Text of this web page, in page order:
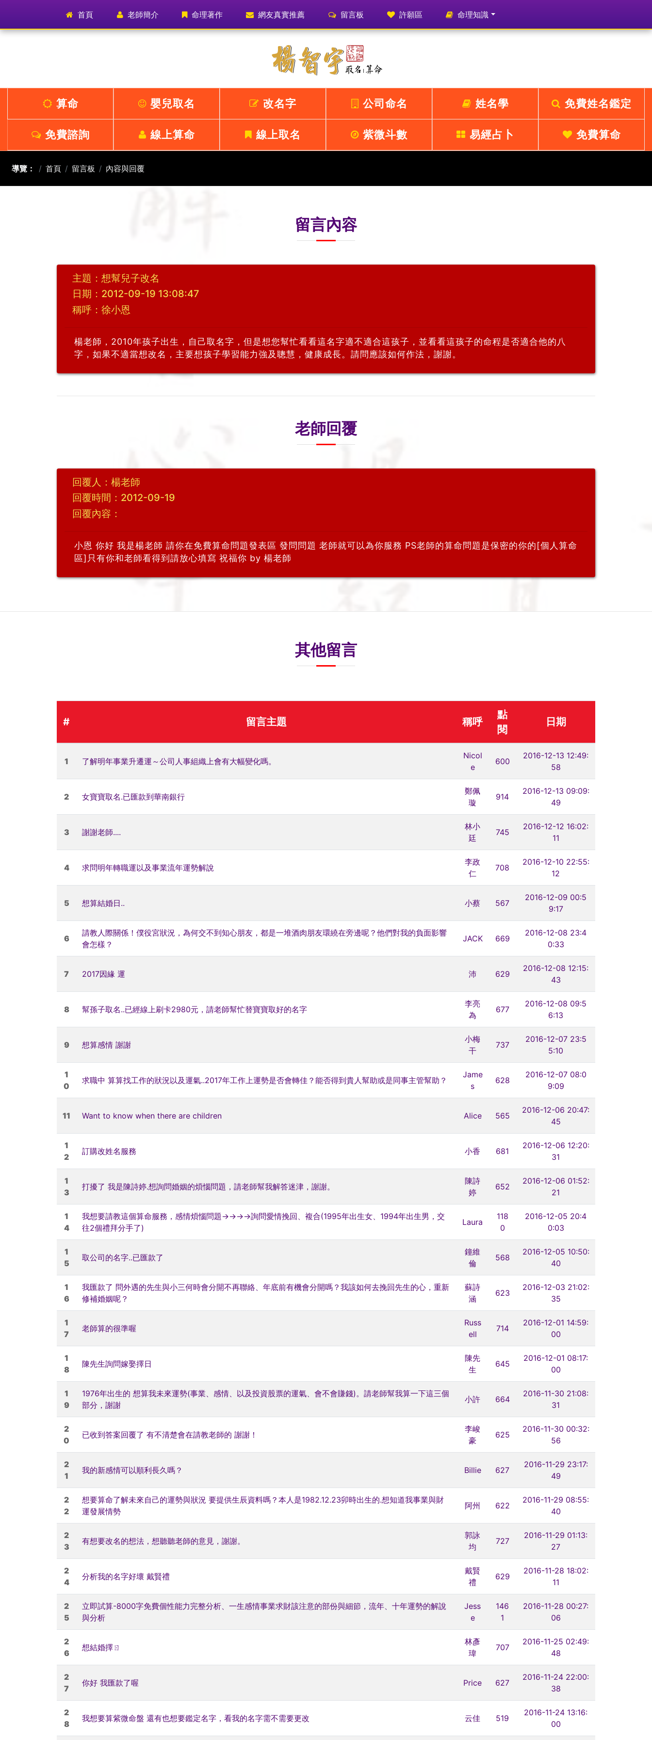
首頁 (current) 老師簡介 命理著作 網友真實推薦 留言板 許願區 命理知識
算命 嬰兒取名 改名字 公司命名 姓名學 免費姓名鑑定
免費諮詢 線上算命 線上取名 紫微斗數 易經占卜 免費算命
導覽： 首頁 留言板 內容與回覆
留言內容
主題：想幫兒子改名
日期：2012-09-19 13:08:47
稱呼：徐小恩
楊老師，2010年孩子出生，自己取名字，但是想您幫忙看看這名字適不適合這孩子，並看看這孩子的命程是否適合他的八
字，如果不適當想改名，主要想孩子學習能力強及聰慧，健康成長。請問應該如何作法，謝謝。
老師回覆
回覆人：楊老師
回覆時間：2012-09-19
回覆內容：
小恩 你好 我是楊老師 請你在免費算命問題發表區 發問問題 老師就可以為你服務 PS老師的算命問題是保密的你的[個人算命
區]只有你和老師看得到請放心填寫 祝福你 by 楊老師
其他留言
# 留言主題 稱呼
點
閱
日期
1 了解明年事業升遷運～公司人事組織上會有大幅變化嗎。
Nicol
e
600
2016-12-13 12:49:
58
2 女寶寶取名.已匯款到華南銀行
鄭佩
璇
914
2016-12-13 09:09:
49
3 謝謝老師....
林小
廷
745
2016-12-12 16:02:
11
4 求問明年轉職運以及事業流年運勢解說
李政
仁
708
2016-12-10 22:55:
12
5 想算結婚日.. 小蔡 567
2016-12-09 00:5
9:17
6
請教人際關係！僕役宮狀況，為何交不到知心朋友，都是一堆酒肉朋友環繞在旁邊呢？他們對我的負面影響
會怎樣？
JACK 669
2016-12-08 23:4
0:33
7 2017因緣 運 沛 629
2016-12-08 12:15:
43
8 幫孫子取名..已經線上刷卡2980元，請老師幫忙替寶寶取好的名字
李亮
為
677
2016-12-08 09:5
6:13
9 想算感情 謝謝
小梅
干
737
2016-12-07 23:5
5:10
1
0
求職中 算算找工作的狀況以及運氣..2017年工作上運勢是否會轉佳？能否得到貴人幫助或是同事主管幫助？
Jame
s
628
2016-12-07 08:0
9:09
11 Want to know when there are children Alice 565
2016-12-06 20:47:
45
1
2
訂購改姓名服務 小香 681
2016-12-06 12:20:
31
1
3
打擾了 我是陳詩婷.想詢問婚姻的煩惱問題，請老師幫我解答迷津，謝謝。
陳詩
婷
652
2016-12-06 01:52:
21
1
4
我想要請教這個算命服務，感情煩惱問題→→→→詢問愛情挽回、複合(1995年出生女、1994年出生男，交
往2個禮拜分手了)
Laura
118
0
2016-12-05 20:4
0:03
1
5
取公司的名字..已匯款了
鐘維
倫
568
2016-12-05 10:50:
40
1
6
我匯款了 問外遇的先生與小三何時會分開不再聯絡、年底前有機會分開嗎？我該如何去挽回先生的心，重新
修補婚姻呢？
蘇詩
涵
623
2016-12-03 21:02:
35
1
7
老師算的很準喔
Russ
ell
714
2016-12-01 14:59:
00
1
8
陳先生詢問嫁娶擇日
陳先
生
645
2016-12-01 08:17:
00
1
9
1976年出生的 想算我未來運勢(事業、感情、以及投資股票的運氣、會不會賺錢)。請老師幫我算一下這三個
部分，謝謝
小許 664
2016-11-30 21:08:
31
2
0
已收到答案回覆了 有不清楚會在請教老師的 謝謝！
李峻
豪
625
2016-11-30 00:32:
56
2
1
我的新感情可以順利長久嗎？ Billie 627
2016-11-29 23:17:
49
2
2
想要算命了解未來自己的運勢與狀況 要提供生辰資料嗎？本人是1982.12.23卯時出生的.想知道我事業與財
運發展情勢
阿州 622
2016-11-29 08:55:
40
2
3
有想要改名的想法，想聽聽老師的意見，謝謝。
郭詠
均
727
2016-11-29 01:13:
27
2
4
分析我的名字好壞 戴賢禮
戴賢
禮
629
2016-11-28 18:02:
11
2
5
立即試算-8000字免費個性能力完整分析、一生感情事業求財該注意的部份與細節，流年、十年運勢的解說
與分析
Jess
e
146
1
2016-11-28 00:27:
06
2
6
想結婚擇ㄖ
林彥
瑋
707
2016-11-25 02:49:
48
2
7
你好 我匯款了喔 Price 627
2016-11-24 22:00:
38
2
8
我想要算紫微命盤 還有也想要鑑定名字，看我的名字需不需要更改 云佳 519
2016-11-24 13:16:
00